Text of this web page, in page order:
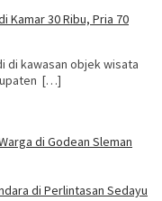
Kamar 30 Ribu, Pria 70
kawasan objek wisata
[…]
di Godean Sleman
di Perlintasan Sedayu